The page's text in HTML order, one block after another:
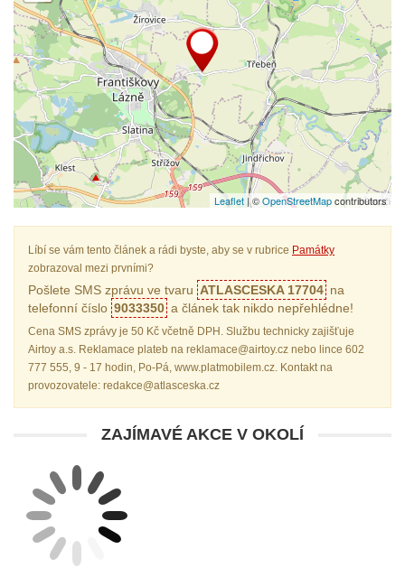
Leaflet | ©OpenStreetMapcontributors
Líbí se vám tento článek a rádi byste, aby se v rubrice Památky
zobrazoval mezi prvními?
Pošlete SMS zprávu ve tvaru ATLASCESKA 17704 na
telefonní číslo 9033350 a článek tak nikdo nepřehlédne!
Cena SMS zprávy je 50 Kč včetně DPH. Službu technicky zajišťuje
Airtoy a.s. Reklamace plateb na reklamace@airtoy.cz nebo lince 602
777 555, 9 - 17 hodin, Po-Pá, www.platmobilem.cz. Kontakt na
provozovatele: redakce@atlasceska.cz
ZAJÍMAVÉ AKCE V OKOLÍ